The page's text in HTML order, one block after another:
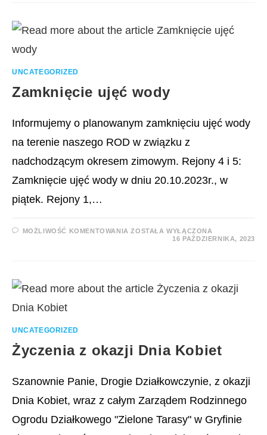
UNCATEGORIZED
Zamknięcie ujęć wody
Informujemy o planowanym zamknięciu ujęć wody
na terenie naszego ROD w związku z
nadchodzącym okresem zimowym. Rejony 4 i 5:
Zamknięcie ujęć wody w dniu 20.10.2023r., w
piątek. Rejony 1,…
MOŻLIWOŚĆ KOMENTOWANIAZAMKNIĘCIE
ZOSTAŁA WYŁĄCZONA
16 PAŹDZIERNIKA, 2023
UNCATEGORIZED
Życzenia z okazji Dnia Kobiet
Szanownie Panie, Drogie Działkowczynie, z okazji
Dnia Kobiet, wraz z całym Zarządem Rodzinnego
Ogrodu Działkowego "Zielone Tarasy" w Gryfinie